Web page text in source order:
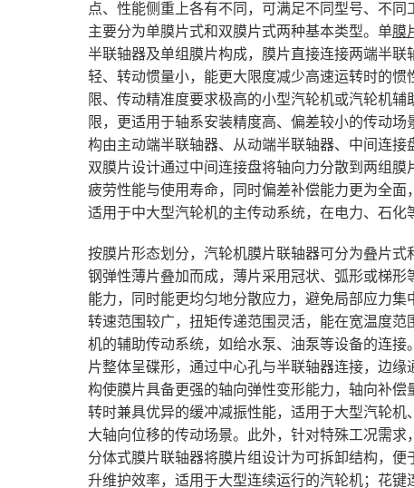
点、性能侧重上各有不同，可满足不同型号、不
主要分为单膜片式和双膜片式两种基本类型。单膜
半联轴器及单组膜片构成，膜片直接连接两端半
轻、转动惯量小，能更大限度减少高速运转时的
限、传动精准度要求极高的小型汽轮机或汽轮机
限，更适用于轴系安装精度高、偏差较小的传动
构由主动端半联轴器、从动端半联轴器、中间连接
双膜片设计通过中间连接盘将轴向力分散到两组
疲劳性能与使用寿命，同时偏差补偿能力更为全面
适用于中大型汽轮机的主传动系统，在电力、石化
按膜片形态划分，汽轮机膜片联轴器可分为叠片
钢弹性薄片叠加而成，薄片采用冠状、弧形或梯
能力，同时能更均匀地分散应力，避免局部应力
转速范围较广，扭矩传递范围灵活，能在宽温度
机的辅助传动系统，如给水泵、油泵等设备的连
片整体呈碟形，通过中心孔与半联轴器连接，边
构使膜片具备更强的轴向弹性变形能力，轴向补
转时兼具优异的缓冲减振性能，适用于大型汽轮
大轴向位移的传动场景。此外，针对特殊工况需求
分体式膜片联轴器将膜片组设计为可拆卸结构，
升维护效率，适用于大型连续运行的汽轮机；花